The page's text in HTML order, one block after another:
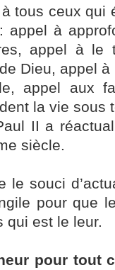
tous ceux qui
appel à
appel à le
Dieu, appel à
appel aux
la vie sous
II a
siècle.
le souci
pour que
qui est le leur.
pour tout